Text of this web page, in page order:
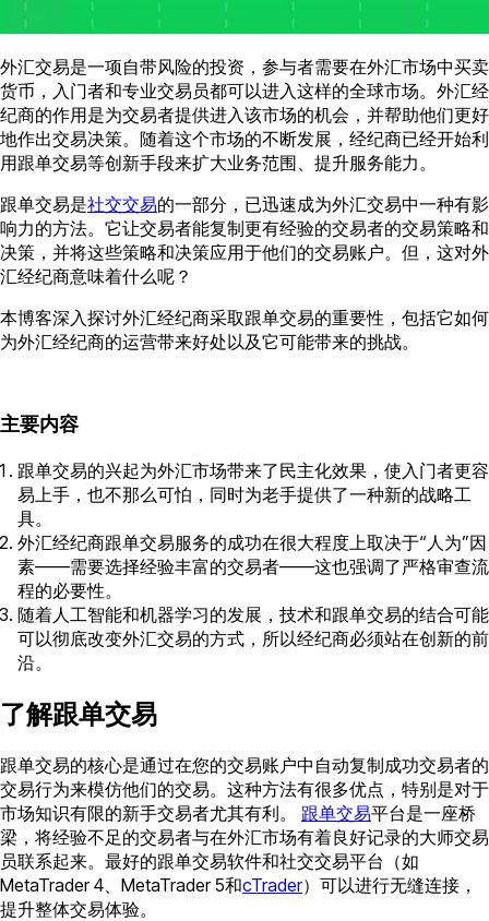
外汇交易是一项自带风险的投资，参与者需要在外汇市场中买卖
货币，入门者和专业交易员都可以进入这样的全球市场。外汇经
纪商的作用是为交易者提供进入该市场的机会，并帮助他们更好
地作出交易决策。随着这个市场的不断发展，经纪商已经开始利
用跟单交易等创新手段来扩大业务范围、提升服务能力。
跟单交易是社交交易的一部分，已迅速成为外汇交易中一种有影
响力的方法。它让交易者能复制更有经验的交易者的交易策略和
决策，并将这些策略和决策应用于他们的交易账户。但，这对外
汇经纪商意味着什么呢？
本博客深入探讨外汇经纪商采取跟单交易的重要性，包括它如何
为外汇经纪商的运营带来好处以及它可能带来的挑战。
主要内容
跟单交易的兴起为外汇市场带来了民主化效果，使入门者更容
易上手，也不那么可怕，同时为老手提供了一种新的战略工
具。
外汇经纪商跟单交易服务的成功在很大程度上取决于“人为”因
素——需要选择经验丰富的交易者——这也强调了严格审查流
程的必要性。
随着人工智能和机器学习的发展，技术和跟单交易的结合可能
可以彻底改变外汇交易的方式，所以经纪商必须站在创新的前
沿。
了解跟单交易
跟单交易的核心是通过在您的交易账户中自动复制成功交易者的
交易行为来模仿他们的交易。这种方法有很多优点，特别是对于
市场知识有限的新手交易者尤其有利。 跟单交易平台是一座桥
梁，将经验不足的交易者与在外汇市场有着良好记录的大师交易
员联系起来。最好的跟单交易软件和社交交易平台（如
MetaTrader 4、MetaTrader 5和cTrader）可以进行无缝连接，
提升整体交易体验。